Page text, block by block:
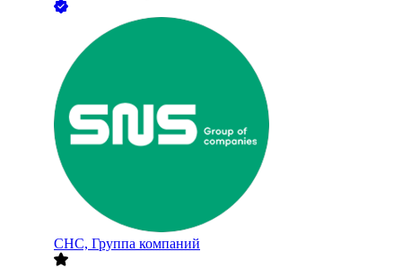
СНС, Группа компаний